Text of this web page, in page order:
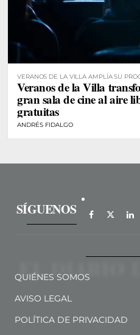
VERANOS DE LA VILLA AMPLÍA SU
Veranos de la Villa
gran sala de cine al aire
gratuitas
ANDRÉS FIDALGO
SÍGUENOS
QUIÉNES SOMOS
AVISO LEGAL
POLÍTICA DE PRIVACIDAD